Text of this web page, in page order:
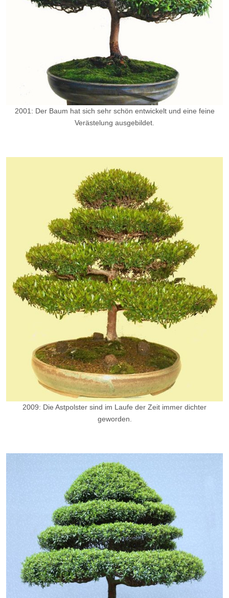
2001: Der Baum hat sich sehr schön entwickelt und eine feine
Verästelung ausgebildet.
2009: Die Astpolster sind im Laufe der Zeit immer dichter
geworden.